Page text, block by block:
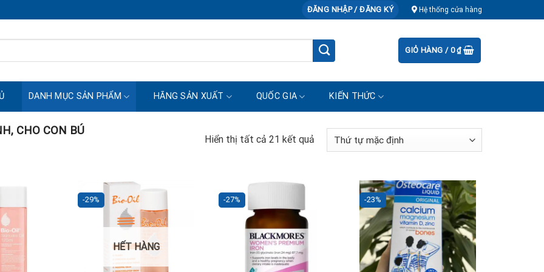
ĐĂNG NHẬP / ĐĂNG KÝ Hệ thống cửa hàng
GIỎ HÀNG / 0₫
DANH MỤC SẢN PHẨM HÃNG SẢN XUẤT QUỐC GIA KIẾN THỨC
CHO CON BÚ
Hiển thị tất cả 21 kết quả
-29%
HẾT HÀNG
-27% -23%